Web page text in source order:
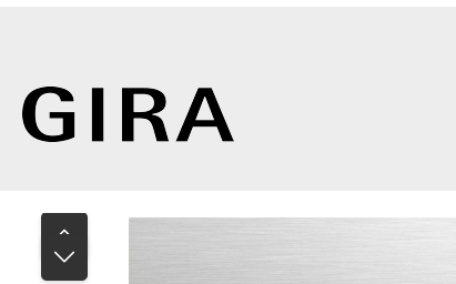
Bildergalerie überspringen